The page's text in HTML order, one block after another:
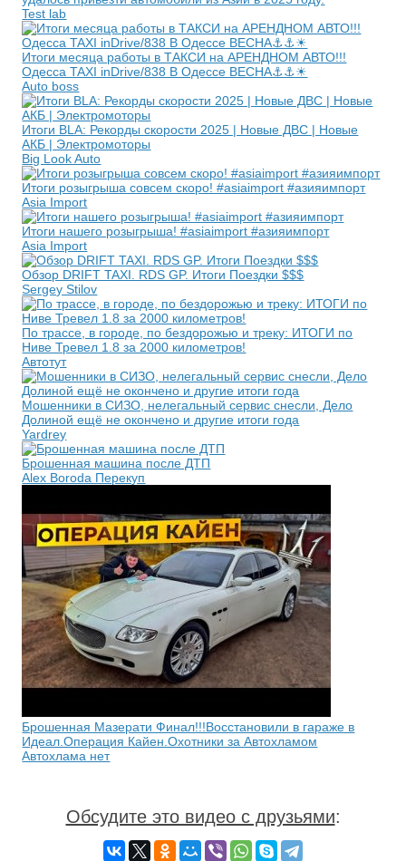
Test lab
Итоги месяца работы в ТАКСИ на АРЕНДНОМ АВТО!!!
Одесса TAXI inDrive/838 В Одессе ВЕСНА⚓⚓☀️
Auto boss
Итоги BLA: Рекорды скорости 2025 | Новые ДВС | Новые
АКБ | Электромоторы
Big Look Auto
Итоги розыгрыша совсем скоро! #asiaimport #азияимпорт
Asia Import
Итоги нашего розыгрыша! #asiaimport #азияимпорт
Asia Import
Обзор DRIFT TAXI. RDS GP. Итоги Поездки $$$
Sergey Stilov
По трассе, в городе, по бездорожью и треку: ИТОГИ по
Ниве Тревел 1.8 за 2000 километров!
Автотут
Мошенники в СИЗО, нелегальный сервис снесли, Дело
Долиной ещё не окончено и другие итоги года
Yardrey
Брошенная машина после ДТП
Alex Boroda Перекуп
Брошенная Мазерати Финал!!!Восстановили в гараже в
Идеал.Операция Кайен.Охотники за Автохламом
Автохлама нет
Обсудите это видео с друзьями: